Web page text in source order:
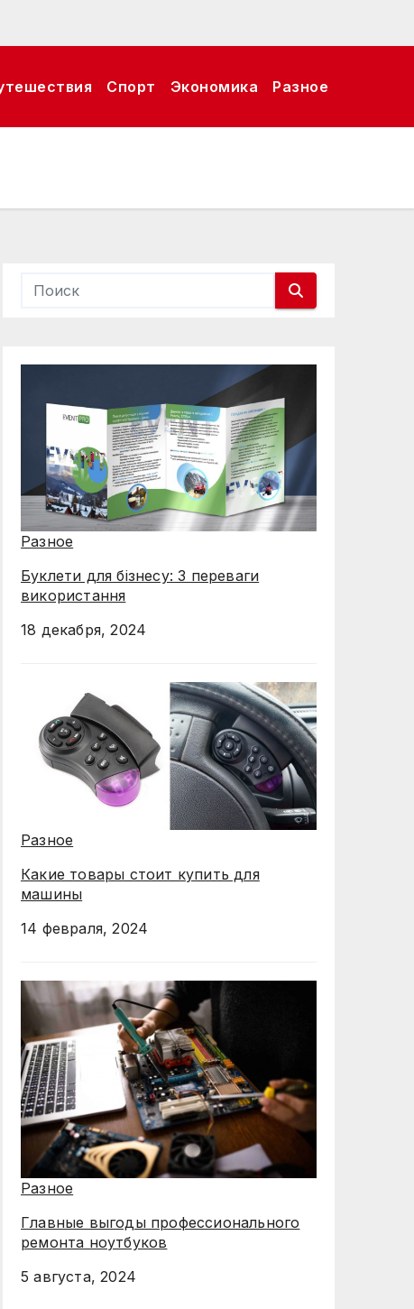
Спорт Экономика Разное
Разное
Буклети для бізнесу: 3 переваги
використання
18 декабря, 2024
Разное
Какие товары стоит купить для
машины
14 февраля, 2024
Разное
Главные выгоды профессионального
ремонта ноутбуков
5 августа, 2024